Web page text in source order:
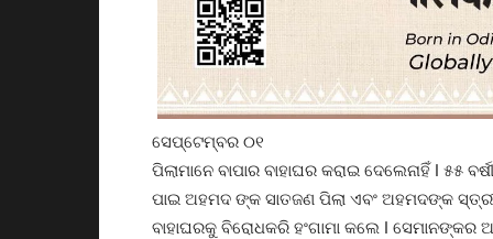
ସେପ୍ଟେମ୍ବର ୦୧
ପିଲାମାନେ ବାପାର ବାହାଘର କରାଇ ଦେଲେନାହିଁ I
ପାଇ ଅହମଦ ଙ୍କ ସାତଜଣ ପିଲା ଏବଂ ଅହମଦଙ୍କ
ବାହାଘରକୁ ବିରୋଧକରି ହଂଗାମା କଲେ I ସେମାନଙ୍କର